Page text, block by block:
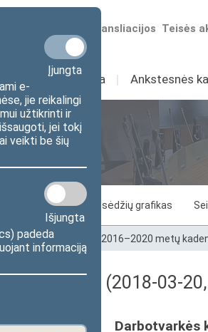
Įjungta
e-
jie reikalingi
užtikrinti ir
jei tokį
veikti be šių
Išjungta
padeda
informaciją
Teisės
Numatomos transliacijos
Sudėtis Veikla I Ankstesnės
Posėdžiai Posėdžių grafikas
>Kadencijos 2016–2020 metų
klausimas (2018-03-
Darbotvarkės